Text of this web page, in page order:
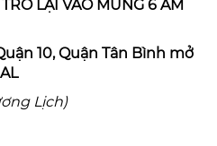
LẠI VÀO MÙNG 6 ÂM
10, Quận Tân Bình mở
Lịch)